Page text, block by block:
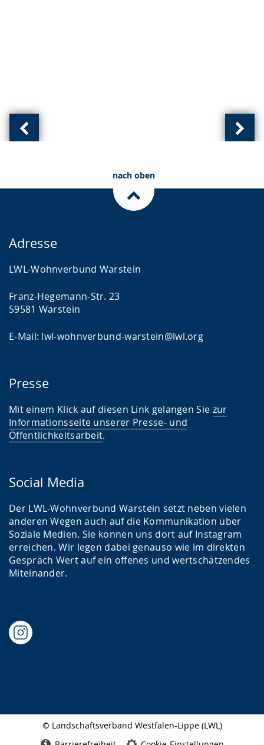
Vorherige
von
von
nach oben
Adresse
LWL-Wohnverbund Warstein
Franz-Hegemann-Str. 23
59581 Warstein
E-Mail: lwl-wohnverbund-warstein@lwl.org
Presse
Mit einem Klick auf diesen Link gelangen Sie zur
Informationsseite unserer Presse- und
Öffentlichkeitsarbeit.
Social Media
Der LWL-Wohnverbund Warstein setzt neben vielen
anderen Wegen auch auf die Kommunikation über
Soziale Medien. Sie können uns dort auf Instagram
erreichen. Wir legen dabei genauso wie im direkten
Gespräch Wert auf ein offenes und wertschätzendes
Miteinander.
© Landschaftsverband Westfalen-Lippe (LWL)